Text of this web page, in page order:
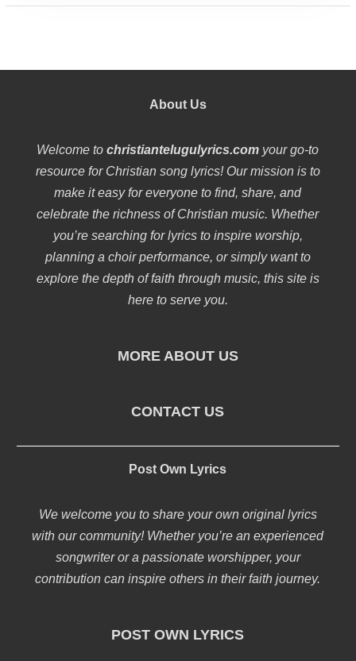
About Us
Welcome tochristiantelugulyrics.com your go-to
resource for Christian song lyrics! Our mission is to
make it easy for everyone to find, share, and
celebrate the richness of Christian music. Whether
you’re searching for lyrics to inspire worship,
planning a choir performance, or simply want to
explore the depth of faith through music, this site is
here to serve you.
MORE ABOUT US
CONTACT US
Post Own Lyrics
We welcome you to share your own original lyrics
with our community! Whether you’re an experienced
songwriter or a passionate worshipper, your
contribution can inspire others in their faith journey.
POST OWN LYRICS